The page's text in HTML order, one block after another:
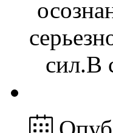
сил.В